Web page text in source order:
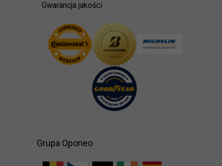
Gwarancja jakości
Grupa Oponeo